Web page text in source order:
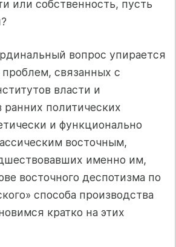
или собственность, пусть
вопрос упирается
связанных с
власти и
ранних политических
и функционально
восточным,
именно им,
восточного деспотизма по
способа производства
кратко на этих